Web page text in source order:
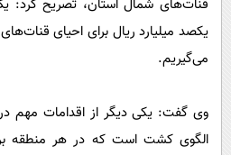
قنات‌های شمال استان، تصریح کرد:
یکصد میلیارد ریال برای احیای
می‌گیریم.
وی گفت: یکی دیگر از اقدامات مهم
الگوی کشت است که در هر منطقه